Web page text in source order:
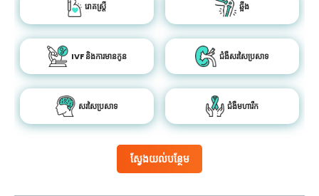
ស្វែងយល់បន្ថែម
រោគស្ត្រី ឆ្អឹង
IVF និងការមានកូន ជំងឺសរសៃប្រសាទ
សរសៃប្រសាទ ជំងឺមហារីក